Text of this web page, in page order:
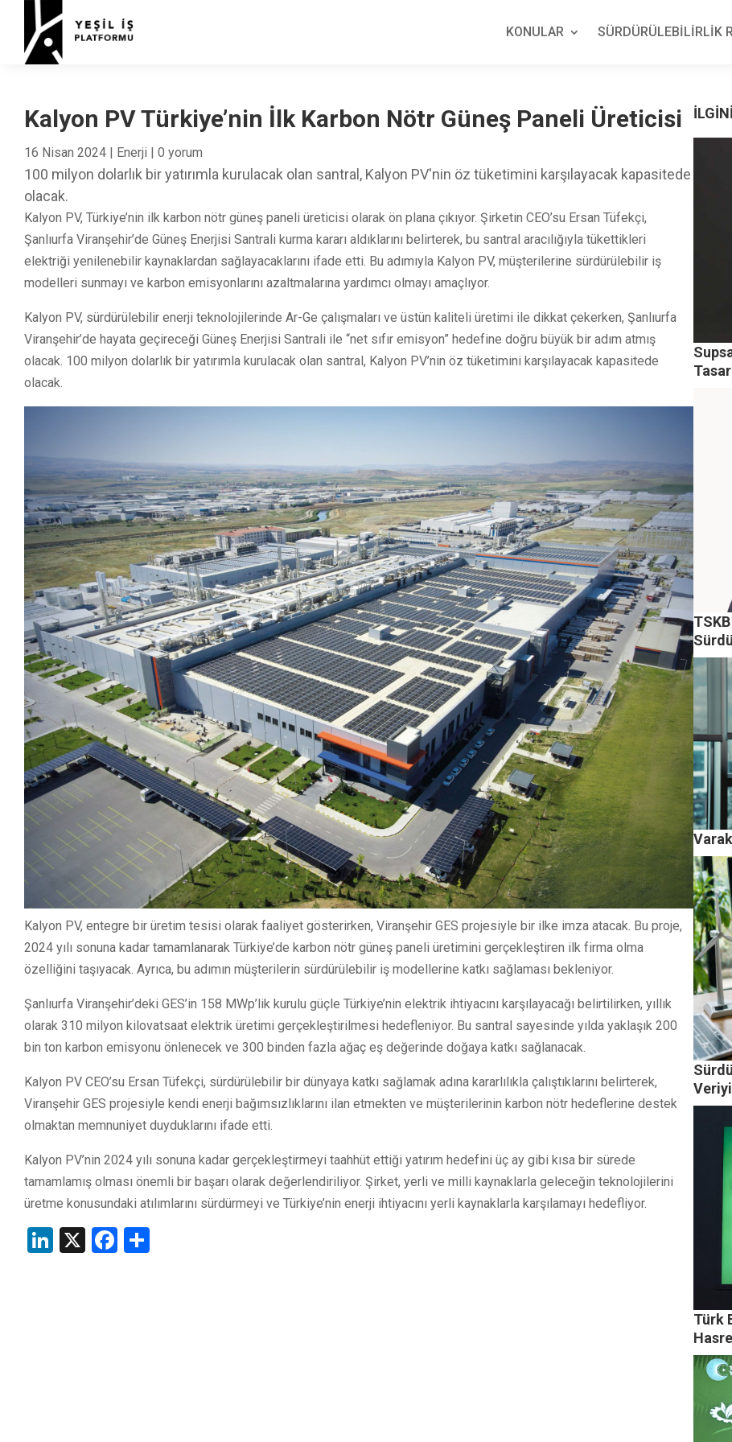
KONULAR SÜRDÜRÜLEBİLİRLİK
Kalyon PV Türkiye’nin İlk Karbon Nötr Güneş Paneli Üreticisi
16 Nisan 2024 | Enerji | 0 yorum
100 milyon dolarlık bir yatırımla kurulacak olan santral, Kalyon PV'nin öz tüketimini karşılayacak kapasitede
olacak.
Kalyon PV, Türkiye’nin ilk karbon nötr güneş paneli üreticisi olarak ön plana çıkıyor. Şirketin CEO’su Ersan Tüfekçi,
Şanlıurfa Viranşehir’de Güneş Enerjisi Santrali kurma kararı aldıklarını belirterek, bu santral aracılığıyla tükettikleri
elektriği yenilenebilir kaynaklardan sağlayacaklarını ifade etti. Bu adımıyla Kalyon PV, müşterilerine sürdürülebilir iş
modelleri sunmayı ve karbon emisyonlarını azaltmalarına yardımcı olmayı amaçlıyor.
Kalyon PV, sürdürülebilir enerji teknolojilerinde Ar-Ge çalışmaları ve üstün kaliteli üretimi ile dikkat çekerken, Şanlıurfa
Viranşehir’de hayata geçireceği Güneş Enerjisi Santrali ile “net sıfır emisyon” hedefine doğru büyük bir adım atmış
olacak. 100 milyon dolarlık bir yatırımla kurulacak olan santral, Kalyon PV’nin öz tüketimini karşılayacak kapasitede
olacak.
Kalyon PV, entegre bir üretim tesisi olarak faaliyet gösterirken, Viranşehir GES projesiyle bir ilke imza atacak. Bu proje,
2024 yılı sonuna kadar tamamlanarak Türkiye’de karbon nötr güneş paneli üretimini gerçekleştiren ilk firma olma
özelliğini taşıyacak. Ayrıca, bu adımın müşterilerin sürdürülebilir iş modellerine katkı sağlaması bekleniyor.
Şanlıurfa Viranşehir’deki GES’in 158 MWp’lik kurulu güçle Türkiye’nin elektrik ihtiyacını karşılayacağı belirtilirken, yıllık
olarak 310 milyon kilovatsaat elektrik üretimi gerçekleştirilmesi hedefleniyor. Bu santral sayesinde yılda yaklaşık 200
bin ton karbon emisyonu önlenecek ve 300 binden fazla ağaç eş değerinde doğaya katkı sağlanacak.
Kalyon PV CEO’su Ersan Tüfekçi, sürdürülebilir bir dünyaya katkı sağlamak adına kararlılıkla çalıştıklarını belirterek,
Viranşehir GES projesiyle kendi enerji bağımsızlıklarını ilan etmekten ve müşterilerinin karbon nötr hedeflerine destek
olmaktan memnuniyet duyduklarını ifade etti.
Kalyon PV’nin 2024 yılı sonuna kadar gerçekleştirmeyi taahhüt ettiği yatırım hedefini üç ay gibi kısa bir sürede
tamamlamış olması önemli bir başarı olarak değerlendiriliyor. Şirket, yerli ve milli kaynaklarla geleceğin teknolojilerini
üretme konusundaki atılımlarını sürdürmeyi ve Türkiye’nin enerji ihtiyacını yerli kaynaklarla karşılamayı hedefliyor.
LinkedIn
X Facebook
Türk